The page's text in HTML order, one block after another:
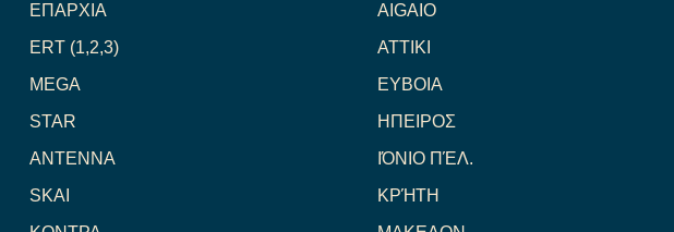
ΕΠΑΡΧΙΑ
ERT (1,2,3)
MEGA
STAR
ANTENNA
SKAI
AIGAIO
ATTIKI
ΕΥΒΟΙΑ
ΗΠΕΙΡΟΣ
ΙΌΝΙΟ ΠΈΛ.
ΚΡΉΤΗ